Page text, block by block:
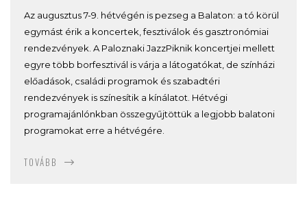
Az augusztus 7-9. hétvégén is pezseg a Balaton: a tó körül
egymást érik a koncertek, fesztiválok és gasztronómiai
rendezvények. A Paloznaki JazzPiknik koncertjei mellett
egyre több borfesztivál is várja a látogatókat, de színházi
előadások, családi programok és szabadtéri
rendezvények is színesítik a kínálatot. Hétvégi
programajánlónkban összegyűjtöttük a legjobb balatoni
programokat erre a hétvégére.
TOVÁBB